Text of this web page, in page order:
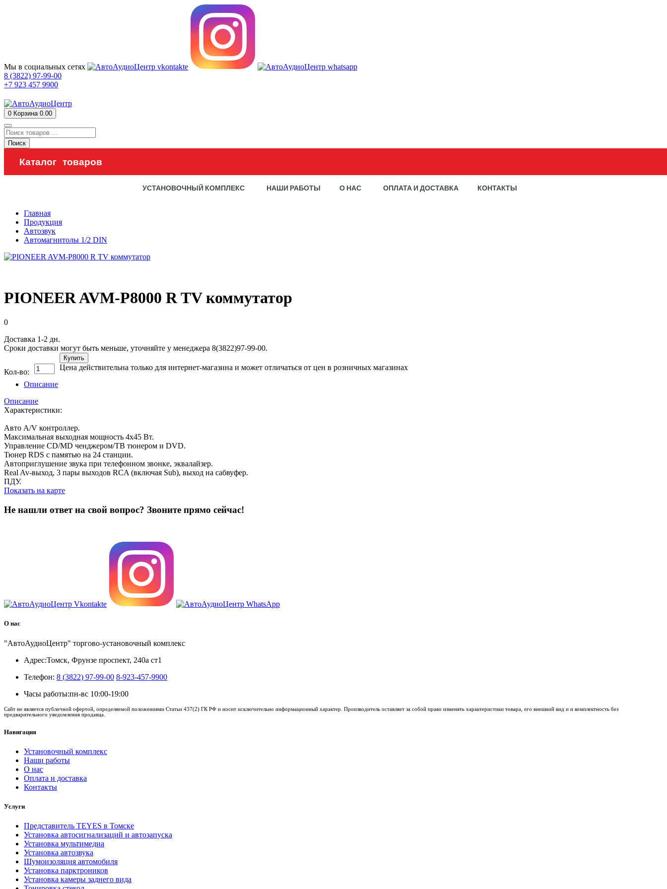
Мы в социальных сетях
8 (3822) 97-99-00
+7 923 457 9900
0 Корзина 0.00
Поиск
Каталог товаров
УСТАНОВОЧНЫЙ КОМПЛЕКС НАШИ РАБОТЫ О НАС ОПЛАТА И ДОСТАВКА КОНТАКТЫ
Главная
Продукция
Автозвук
Автомагнитолы 1/2 DIN
PIONEER AVM-P8000 R TV коммутатор
0
Доставка 1-2 дн.
Сроки доставки могут быть меньше, уточняйте у менеджера 8(3822)97-99-00.
Кол-во:
Купить
Цена действительна только для интернет-магазина и может отличаться от цен в розничных магазинах
Описание
Описание
Характеристики:
Авто A/V контроллер.
Максимальная выходная мощность 4x45 Вт.
Управление CD/MD ченджером/ТВ тюнером и DVD.
Тюнер RDS с памятью на 24 станции.
Автоприглушение звука при телефонном звонке, эквалайзер.
Real Av-выход, 3 пары выходов RCA (включая Sub), выход на сабвуфер.
ПДУ.
Показать на карте
Не нашли ответ на свой вопрос? Звоните прямо сейчас!
О нас
"АвтоАудиоЦентр" торгово-установочный комплекс
Адрес:Томск, Фрунзе проспект, 240а ст1
Телефон: 8 (3822) 97-99-00 8-923-457-9900
Часы работы:пн-вс 10:00-19:00
Сайт не является публичной офертой, определяемой положениями Статьи 437(2) ГК РФ и носит исключительно информационный характер. Производитель оставляет за собой право изменять характеристики товара, его внешний вид и и комплектность без
предварительного уведомления продавца.
Навигация
Установочный комплекс
Наши работы
О нас
Оплата и доставка
Контакты
Услуги
Представитель TEYES в Томске
Установка автосигнализаций и автозапуска
Установка мультимедиа
Установка автозвука
Шумоизоляция автомобиля
Установка парктроников
Установка камеры заднего вида